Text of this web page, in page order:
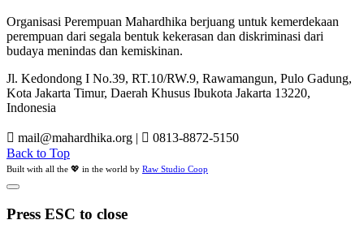
Organisasi Perempuan Mahardhika berjuang untuk kemerdekaan
perempuan dari segala bentuk kekerasan dan diskriminasi dari
budaya menindas dan kemiskinan.
Jl. Kedondong I No.39, RT.10/RW.9, Rawamangun, Pulo Gadung,
Kota Jakarta Timur, Daerah Khusus Ibukota Jakarta 13220,
Indonesia
mail@mahardhika.org |
0813-8872-5150
Back to Top
Built with all the 💖 in the world by Raw Studio Coop
Press ESC to close